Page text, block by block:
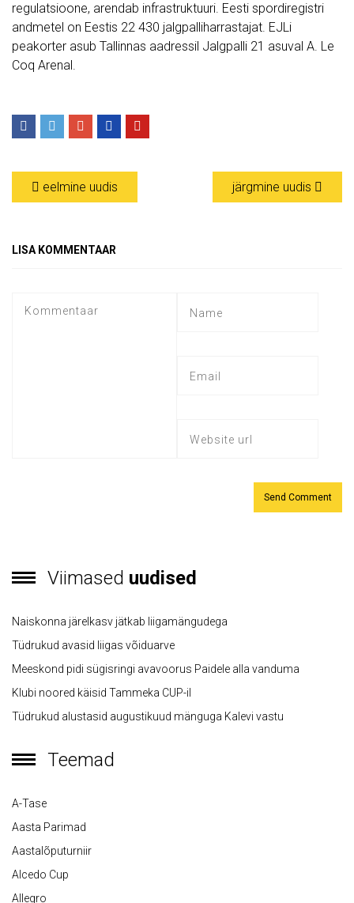
regulatsioone, arendab infrastruktuuri. Eesti spordiregistri
andmetel on Eestis 22 430 jalgpalliharrastajat. EJLi
peakorter asub Tallinnas aadressil Jalgpalli 21 asuval A. Le
Coq Arenal.
eelmine uudis järgmine uudis
LISA KOMMENTAAR
Viimased uudised
Naiskonna järelkasv jätkab liigamängudega
Tüdrukud avasid liigas võiduarve
Meeskond pidi sügisringi avavoorus Paidele alla vanduma
Klubi noored käisid Tammeka CUP-il
Tüdrukud alustasid augustikuud mänguga Kalevi vastu
Teemad
A-Tase
Aasta Parimad
Aastalõputurniir
Alcedo Cup
Allegro